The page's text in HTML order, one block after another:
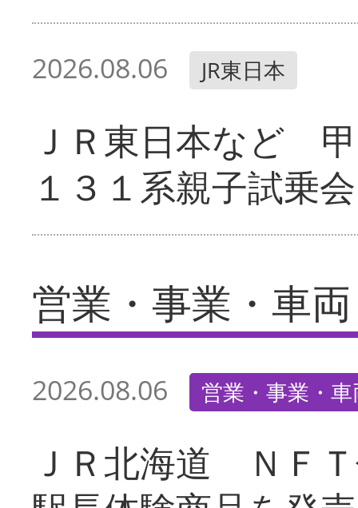
2026.08.06 JR東日本
ＪＲ東日本など
１３１系親子試乗会
営業・事業・車両
2026.08.06 営業・事業・
ＪＲ北海道 ＮＦ